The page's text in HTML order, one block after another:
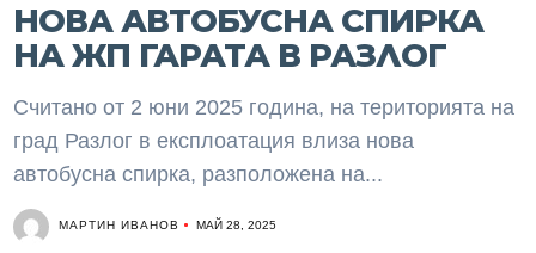
НОВА АВТОБУСНА СПИРКА
НА ЖП ГАРАТА В РАЗЛОГ
Считано от 2 юни 2025 година, на територията на
град Разлог в експлоатация влиза нова
автобусна спирка, разположена на...
МАРТИН ИВАНОВ МАЙ 28, 2025